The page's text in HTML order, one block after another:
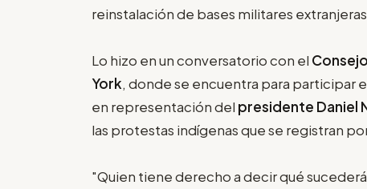
reinstalación de bases militares
Lo hizo en un conversatorio con el
York, donde se encuentra para participar
en representación del presidente Daniel
las protestas indígenas que se registran
"Quien tiene derecho a decir qué